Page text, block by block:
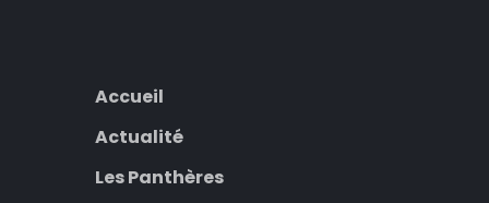
Accueil
Actualité
Les Panthères